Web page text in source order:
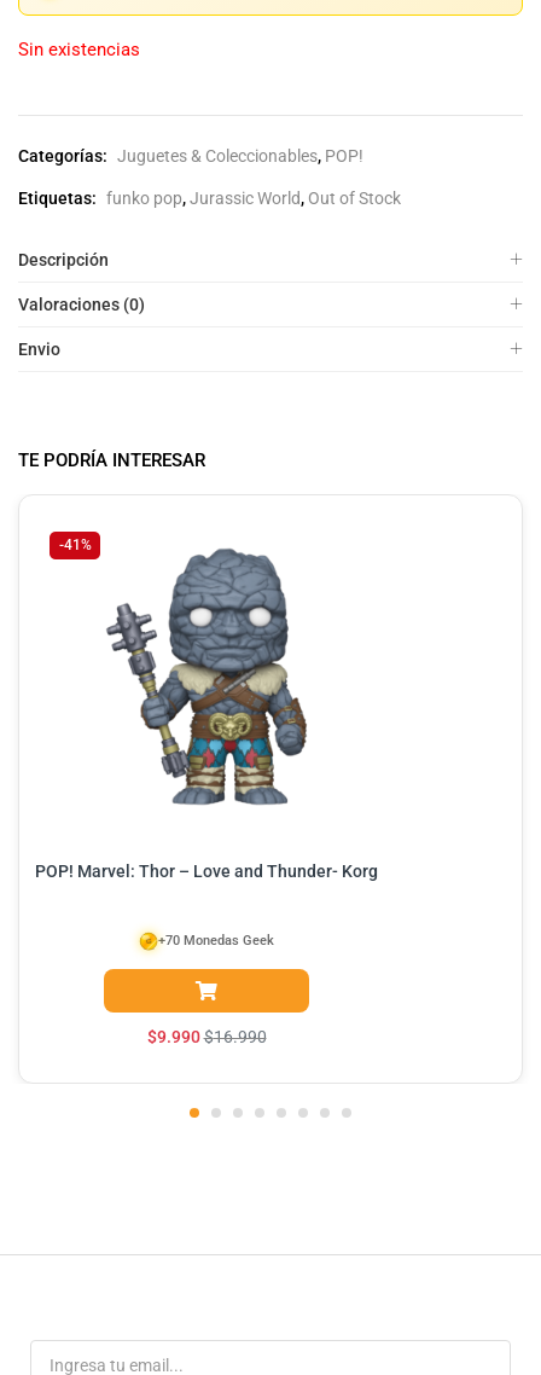
Sin existencias
Categorías: Juguetes & Coleccionables, POP!
Etiquetas: funko pop,Jurassic World, Out of Stock
Descripción
Valoraciones (0)
Envio
TE PODRÍA INTERESAR
-41%
POP! Marvel: Thor – Love and Thunder- Korg
$9.990$16.990
+70 Monedas Geek